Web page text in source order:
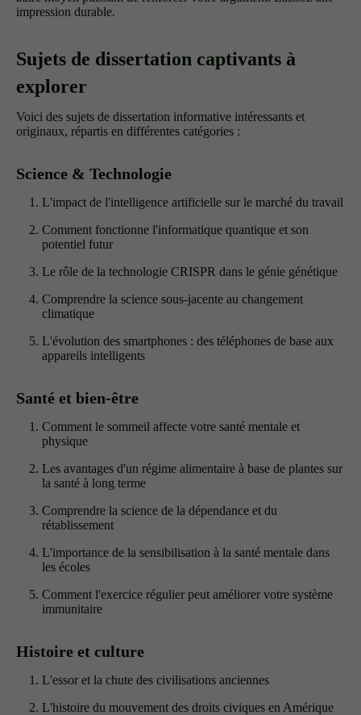
impression durable.
Sujets de dissertation captivants à
explorer
Voici des sujets de dissertation informative intéressants et
originaux, répartis en différentes catégories :
Science & Technologie
L'impact de l'intelligence artificielle sur le marché du travail
Comment fonctionne l'informatique quantique et son
potentiel futur
Le rôle de la technologie CRISPR dans le génie génétique
Comprendre la science sous-jacente au changement
climatique
L'évolution des smartphones : des téléphones de base aux
appareils intelligents
Santé et bien-être
Comment le sommeil affecte votre santé mentale et
physique
Les avantages d'un régime alimentaire à base de plantes sur
la santé à long terme
Comprendre la science de la dépendance et du
rétablissement
L'importance de la sensibilisation à la santé mentale dans
les écoles
Comment l'exercice régulier peut améliorer votre système
immunitaire
Histoire et culture
L'essor et la chute des civilisations anciennes
L'histoire du mouvement des droits civiques en Amérique